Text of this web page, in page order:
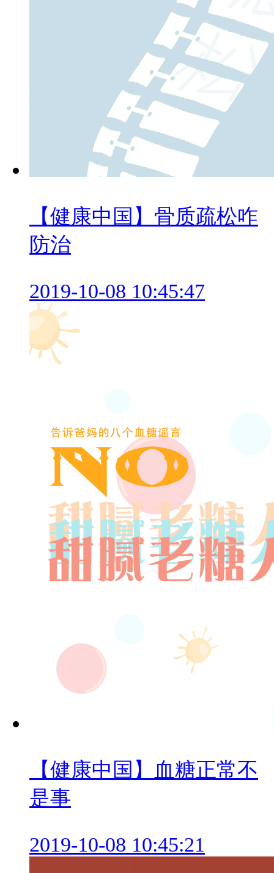
【健康中国】骨质疏松咋
防治
2019-10-08 10:45:47
【健康中国】血糖正常不
是事
2019-10-08 10:45:21